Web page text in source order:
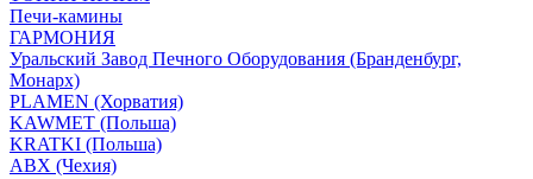
Печи-камины
ГАРМОНИЯ
Уральский Завод Печного Оборудования (Бранденбург,
Монарх)
PLAMEN (Хорватия)
KAWMET (Польша)
KRATKI (Польша)
ABX (Чехия)